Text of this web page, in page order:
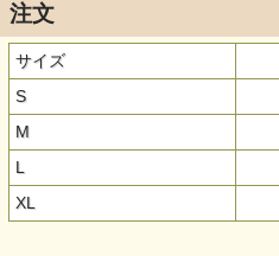
注文
サイズ
S
M
L
XL